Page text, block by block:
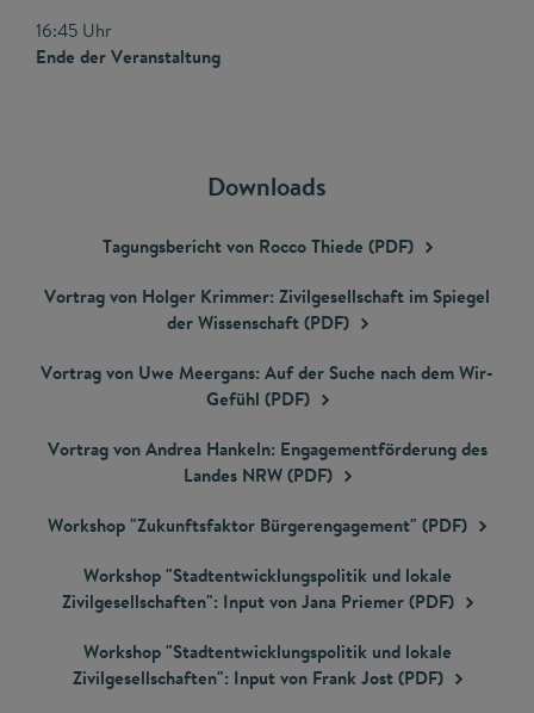
16:45 Uhr
Ende der Veranstaltung
Downloads
Tagungsbericht von Rocco Thiede (PDF)
Vortrag von Holger Krimmer: Zivilgesellschaft im Spiegel
der Wissenschaft(PDF)
Vortrag von Uwe Meergans: Auf der Suche nach dem Wir-
Gefühl (PDF)
Vortrag von Andrea Hankeln: Engagementförderung des
Landes NRW(PDF)
Workshop "Zukunftsfaktor Bürgerengagement" (PDF)
Workshop "Stadtentwicklungspolitik und lokale
Zivilgesellschaften": Input von Jana Priemer(PDF)
Workshop "Stadtentwicklungspolitik und lokale
Zivilgesellschaften": Input von Frank Jost(PDF)